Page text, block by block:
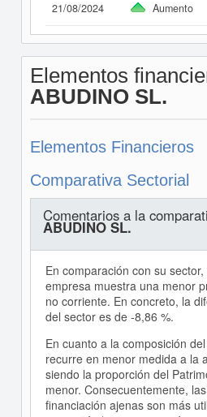
21/08/2024 Aumento
Elementos
ABUDINO SL.
Elementos Financieros
Comparativa Sectorial
Comentarios a la
ABUDINO SL.
En comparación con su
empresa muestra una menor
no corriente. En concreto, la
del sector es de -8,86 %.
En cuanto a la composición
recurre en menor medida a la
siendo la proporción del
menor. Consecuentemente,
financiación ajenas son más